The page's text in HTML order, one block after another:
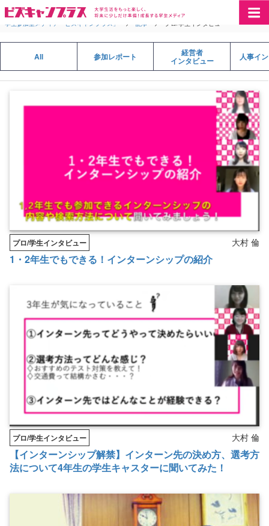
学生参加型メディア「ビズキャンプラス」 > 記事 > プロ/学生インタビュー
All 参加レポート 経営者
インタビュー 人事イ
プロ/学生インタビュー 大村 倫
1・2年生でもできる！インターンシップの紹介
プロ/学生インタビュー 大村 倫
【インターンシップ解禁】インターン先の決め方、選考方
法について4年生の学生キャスターに聞いてみた！